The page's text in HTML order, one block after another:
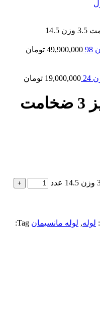
49,900,000 تومان
19,000,000 تومان
لوله مانیسمان سایز 3 ضخامت
لوله, لوله مانسیمان Tag: